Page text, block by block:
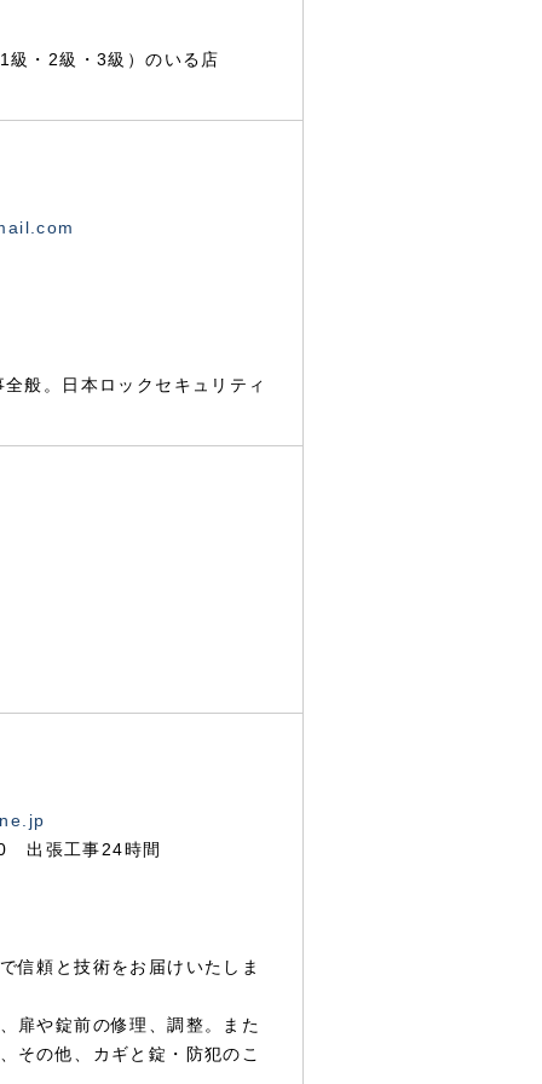
・2級・3級）のいる店
般。日本ロックセキュリティ
出張工事24時間
信頼と技術をお届けいたしま
扉や錠前の修理、調整。また
その他、カギと錠・防犯のこ